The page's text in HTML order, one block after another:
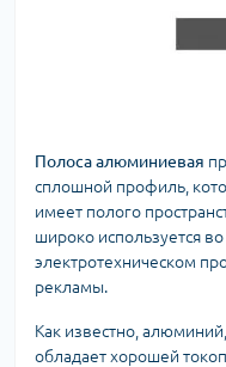
Полоса алюминиевая
сплошной профиль,
имеет полого
широко используется
электротехническом
рекламы.
Как известно,
обладает хорошей